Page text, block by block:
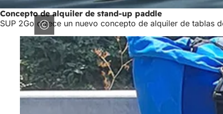
Concepto de alquiler de stand-up paddle
SUP 2Go ofrece un nuevo concepto de alquiler de tablas